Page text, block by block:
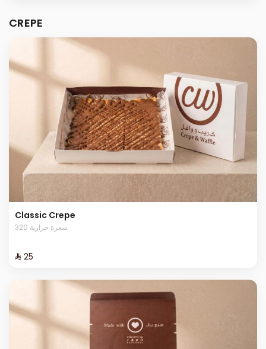
CREPE
Classic Crepe
320 سعرة حرارية
⁨⁦‪‬ 25⁩